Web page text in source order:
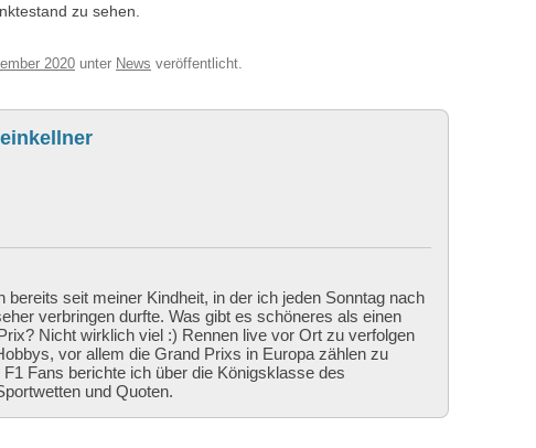
zu sehen.
2020 unter News veröffentlicht.
bereits seit meiner Kindheit, in der ich jeden Sonntag nach
verbringen durfte. Was gibt es schöneres als einen
Nicht wirklich viel :) Rennen live vor Ort zu verfolgen
vor allem die Grand Prixs in Europa zählen zu
Fans berichte ich über die Königsklasse des
und Quoten.